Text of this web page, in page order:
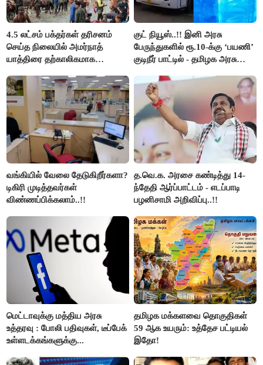
4.5 லட்சம் பக்தர்கள் தரிசனம்
செய்த நிலையில் அமர்நாத்
யாத்திரை தற்காலிகமாக
குட் நியூஸ்..!! இனி அரசு
பேருந்துகளில் ரூ.10-க்கு ‘பயணி’
குடிநீர் பாட்டில் - தமிழக அரசு
வங்கியில் வேலை தேடுகிறீர்களா?
டிகிரி முடித்தவர்கள்
விண்ணப்பிக்கலாம்..!!
த.வெ.க. அரசை கண்டித்து 14-
ந்தேதி ஆர்ப்பாட்டம் - எடப்பாடி
பழனிசாமி அறிவிப்பு..!!
மெட்டாவுக்கு மத்திய அரசு
உத்தரவு : போலி பதிவுகள், டீப்பேக்
உள்ளடக்கங்களுக்கு...
தமிழக மக்களவை தொகுதிகள்
59 ஆக உயரும்: உத்தேச பட்டியல்
இதோ!